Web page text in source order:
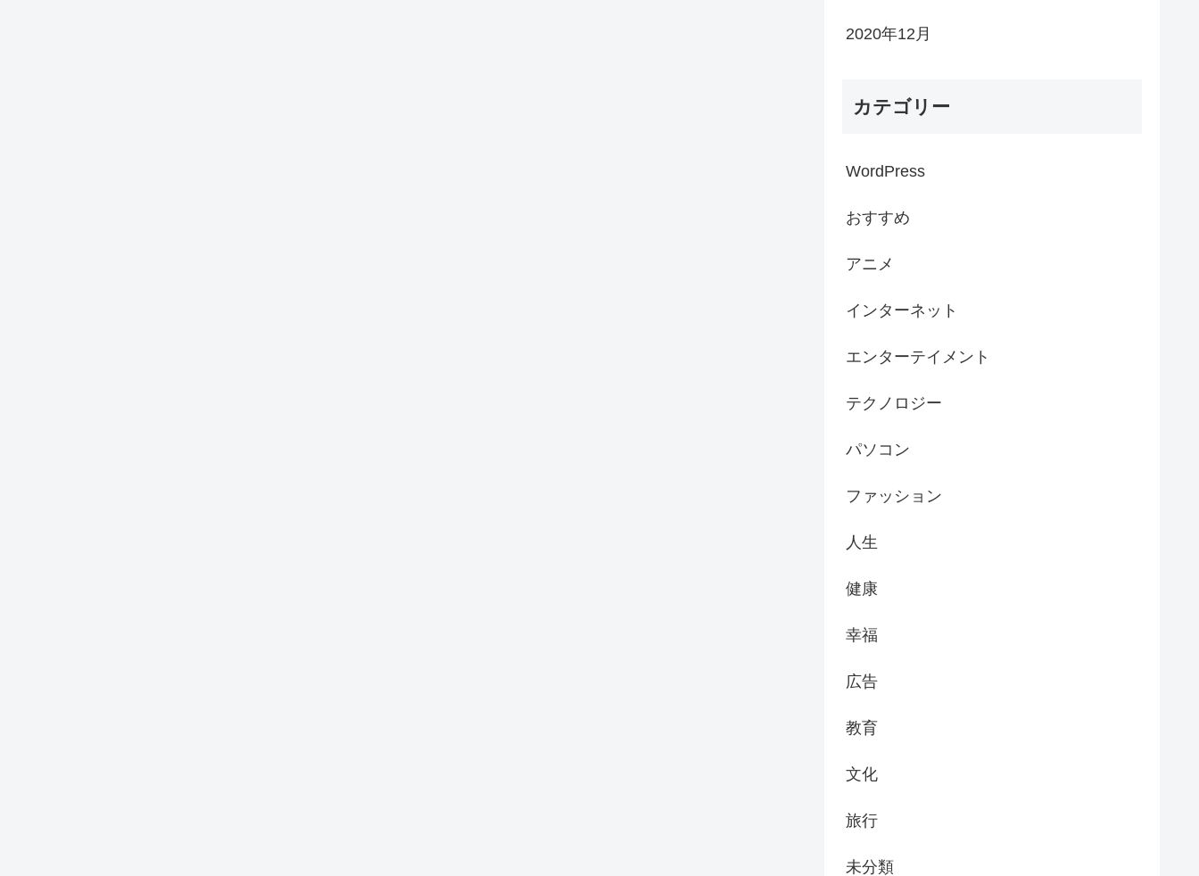
2020年12月
カテゴリー
WordPress
おすすめ
アニメ
インターネット
エンターテイメント
テクノロジー
パソコン
ファッション
人生
健康
幸福
広告
教育
文化
旅行
未分類